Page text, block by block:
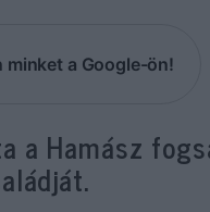
a Google-ön!
a Hamász